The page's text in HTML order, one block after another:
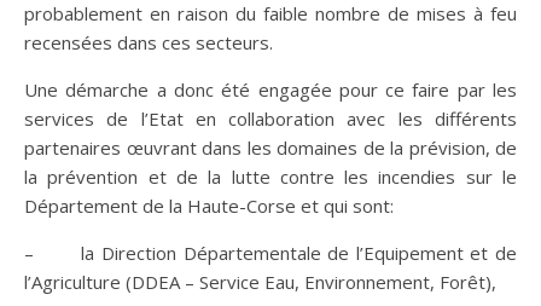
probablement en raison du faible nombre de mises à feu
recensées dans ces secteurs.
Une démarche a donc été engagée pour ce faire par les
services de l’Etat en collaboration avec les différents
partenaires œuvrant dans les domaines de la prévision, de
la prévention et de la lutte contre les incendies sur le
Département de la Haute-Corse et qui sont:
– la Direction Départementale de l’Equipement et de
l’Agriculture (DDEA – Service Eau, Environnement, Forêt),